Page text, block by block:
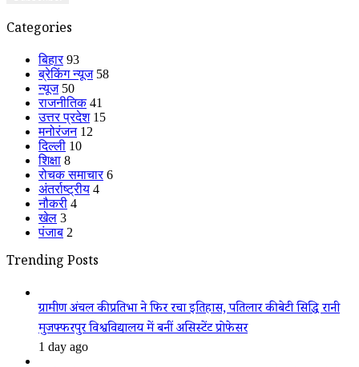
Categories
बिहार 93
ब्रेकिंग न्यूज 58
न्यूज 50
राजनीतिक 41
उत्तर प्रदेश 15
मनोरंजन 12
दिल्ली 10
शिक्षा 8
रोचक समाचार 6
अंतर्राष्ट्रीय 4
नौकरी 4
खेल 3
पंजाब 2
Trending Posts
ग्रामीण अंचल की प्रतिभा ने फिर रचा इतिहास, पतिलार की बेटी सिद्धि रानी
मुजफ्फरपुर विश्वविद्यालय में बनीं असिस्टेंट प्रोफेसर
1 day ago